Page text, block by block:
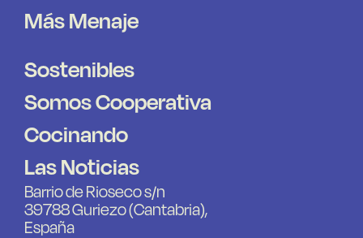
Más Menaje
Sostenibles
Somos Cooperativa
Cocinando
Las Noticias
Barrio de Rioseco s/n
39788 Guriezo (Cantabria),
España